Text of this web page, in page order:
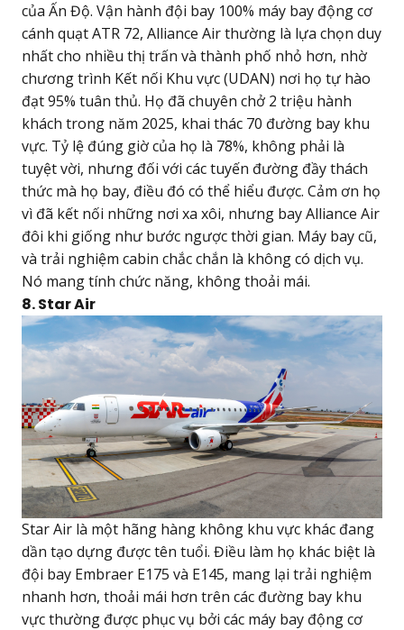
của Ấn Độ. Vận hành đội bay 100% máy bay động cơ
cánh quạt ATR 72, Alliance Air thường là lựa chọn duy
nhất cho nhiều thị trấn và thành phố nhỏ hơn, nhờ
chương trình Kết nối Khu vực (UDAN) nơi họ tự hào
đạt 95% tuân thủ. Họ đã chuyên chở 2 triệu hành
khách trong năm 2025, khai thác 70 đường bay khu
vực. Tỷ lệ đúng giờ của họ là 78%, không phải là
tuyệt vời, nhưng đối với các tuyến đường đầy thách
thức mà họ bay, điều đó có thể hiểu được. Cảm ơn họ
vì đã kết nối những nơi xa xôi, nhưng bay Alliance Air
đôi khi giống như bước ngược thời gian. Máy bay cũ,
và trải nghiệm cabin chắc chắn là không có dịch vụ.
Nó mang tính chức năng, không thoải mái.
8. Star Air
Star Air là một hãng hàng không khu vực khác đang
dần tạo dựng được tên tuổi. Điều làm họ khác biệt là
đội bay Embraer E175 và E145, mang lại trải nghiệm
nhanh hơn, thoải mái hơn trên các đường bay khu
vực thường được phục vụ bởi các máy bay động cơ